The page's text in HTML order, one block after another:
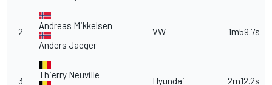
2
Andreas Mikkelsen
Anders Jaeger
VW 1m59.7s
3
Thierry Neuville
Hyundai 2m12.2s